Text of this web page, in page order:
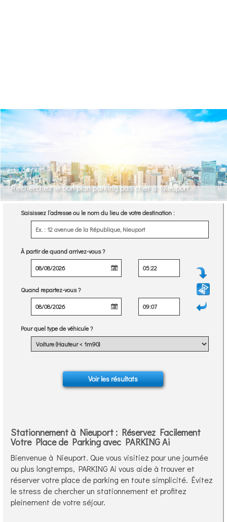
Recherchez le bon plan parking pas cher à Nieuport.
Saisissez l’adresse ou le nom du lieu de votre destination :
À partir de quand arrivez-vous ?
Quand repartez-vous ?
Pour quel type de véhicule ?
Stationnement à Nieuport : Réservez Facilement
Votre Place de Parking avec PARKING Ai
Bienvenue à Nieuport. Que vous visitiez pour une journée
ou plus longtemps, PARKING Ai vous aide à trouver et
réserver votre place de parking en toute simplicité. Évitez
le stress de chercher un stationnement et profitez
pleinement de votre séjour.